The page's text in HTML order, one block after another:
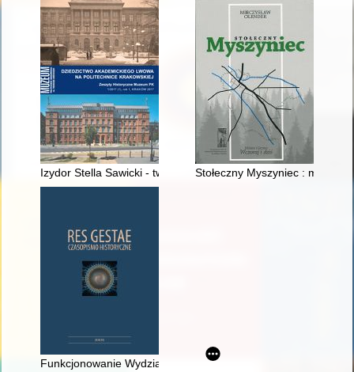
Izydor Stella Sawicki - twórca Politechniki Krakowskiej
Stołeczny Myszyniec : miasto i
Funkcjonowanie Wydziałów Wojskowych KPRP/KPP, KPZU i